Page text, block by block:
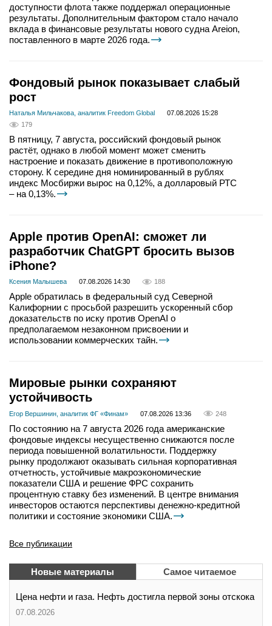
доступности флота также поддержал операционные
результаты. Дополнительным фактором стало начало
вклада в финансовые результаты нового судна Areion,
поставленного в марте 2026 года.
Фондовый рынок показывает слабый
рост
Наталья Мильчакова, аналитик Freedom Global
07.08.2026 15:28
179
В пятницу, 7 августа, российский фондовый рынок
растёт, однако в любой момент может сменить
настроение и показать движение в противоположную
сторону. К середине дня номинированный в рублях
индекс Мосбиржи вырос на 0,12%, а долларовый РТС
– на 0,13%.
Apple против OpenAI: сможет ли
разработчик ChatGPT бросить вызов
iPhone?
Ксения Малышева 07.08.2026 14:30 188
Apple обратилась в федеральный суд Северной
Калифорнии с просьбой разрешить ускоренный сбор
доказательств по иску против OpenAI о
предполагаемом незаконном присвоении и
использовании коммерческих тайн.
Мировые рынки сохраняют
устойчивость
Егор Вершинин, аналитик ФГ «Финам» 07.08.2026 13:36 248
По состоянию на 7 августа 2026 года американские
фондовые индексы несущественно снижаются после
периода повышенной волатильности. Поддержку
рынку продолжают оказывать сильная корпоративная
отчетность, устойчивые макроэкономические
показатели США и решение ФРС сохранить
процентную ставку без изменений. В центре внимания
инвесторов остаются перспективы денежно-кредитной
политики и состояние экономики США.
Все публикации
Новые материалы Самое читаемое
Цена нефти и газа. Нефть достигла первой зоны отскока
07.08.2026